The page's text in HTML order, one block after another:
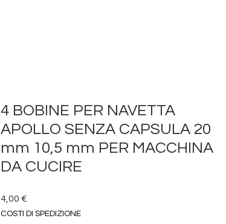
4 BOBINE PER NAVETTA
APOLLO SENZA CAPSULA 20
mm 10,5 mm PER MACCHINA
DA CUCIRE
4,00 €
COSTI DI SPEDIZIONE